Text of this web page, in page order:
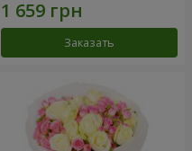
Заказать